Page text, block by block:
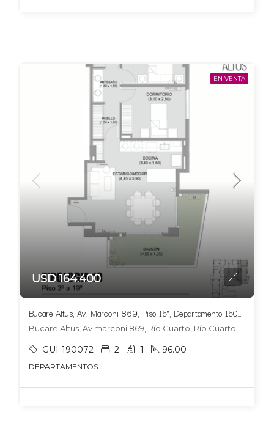
EN VENTA
USD 164.400
Bucare Altus, Av. Marconi 869, Piso 15°, Departamento 1505, Tipologia 10
Bucare Altus, Av marconi 869, Río Cuarto, Río Cuarto
GUI-190072 2 1 96.00
DEPARTAMENTOS